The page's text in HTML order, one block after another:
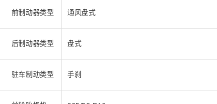
前制动器类型 通风盘式
后制动器类型 盘式
驻车制动类型 手刹